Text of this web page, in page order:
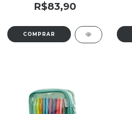
R$83,90